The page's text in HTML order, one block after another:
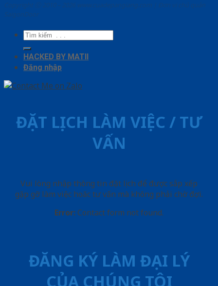
Copyright ⓒ 2010 – 2026 www.cuadepangiang.com | Đơn vị chủ quản
SaigonDoor
Tìm
kiếm:
HACKED BY MATII
Đăng nhập
ĐẶT LỊCH LÀM VIỆC / TƯ
VẤN
Vui lòng nhập thông tin đặt lịch để được sắp xếp
gặp gỡ làm việc hoăc tư vấn mà không phải chờ đợi.
Error: Contact form not found.
ĐĂNG KÝ LÀM ĐẠI LÝ
CỦA CHÚNG TÔI